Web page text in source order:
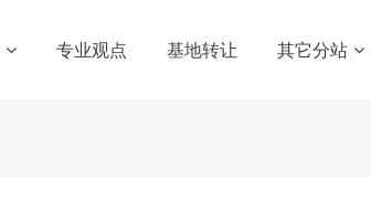
专业观点 基地转让 其它分站